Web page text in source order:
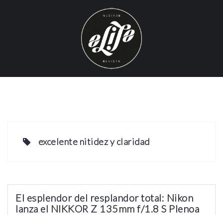
excelente nitidez y claridad
El esplendor del resplandor total: Nikon
lanza el NIKKOR Z 135mm f/1.8 S Plenoa